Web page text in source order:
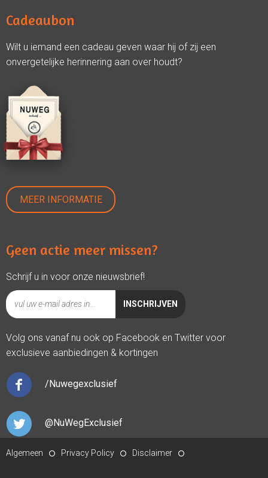
Cadeaubon
Wilt u iemand een cadeau geven waar hij of zij een
onvergetelijke herinnering aan over houdt?
MEER INFORMATIE
Geen actie meer missen?
Schrijf u in voor onze nieuwsbrief!
Volg ons vanaf nu ook op Facebook en Twitter voor
exclusieve aanbiedingen & kortingen
/Nuwegexclusief
@NuWegExclusief
Algemeen Privacy Policy Disclaimer